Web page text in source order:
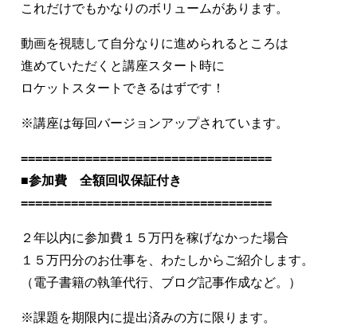
これだけでもかなりのボリュームがあります。
動画を視聴して自分なりに進められるところは
進めていただくと講座スタート時に
ロケットスタートできるはずです！
※講座は毎回バージョンアップされています。
===================================
■参加費 全額回収保証付き
===================================
２年以内に参加費１５万円を稼げなかった場合
１５万円分のお仕事を、わたしからご紹介します。
（電子書籍の執筆代行、ブログ記事作成など。）
※課題を期限内に提出済みの方に限ります。